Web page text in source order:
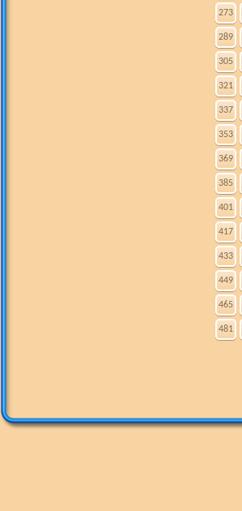
273
289
305
321
337
353
369
385
401
417
433
449
465
481